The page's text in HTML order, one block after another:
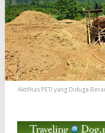
Aktifitas PETI yang Diduga